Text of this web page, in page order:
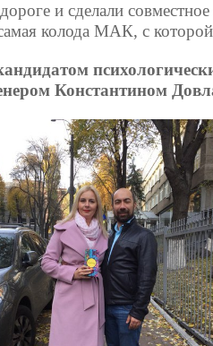
и сделали
колода МАК, с
Константином